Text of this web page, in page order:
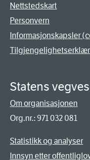
Nettstedskart
Personvern
Informasjonskapsler
Statens
Om organisasjonen
Org.nr.: 971 032 081
Statistikk og analyser
Innsyn etter